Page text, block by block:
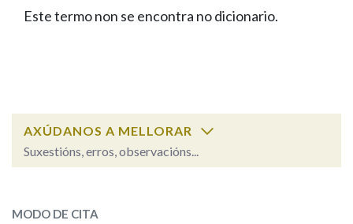
FIGURAS HOMENAXEADAS
PORTAL DAS PALABRAS
Facebook
TwitterYoutubeInstagram
Bluesky
BUSCAR NOS LEMAS
Remata por
Este termo non se encontra no dicionario.
AXÚDANOS A MELLORAR
Suxestións, erros, observacións...
Observación
MODO DE CITA